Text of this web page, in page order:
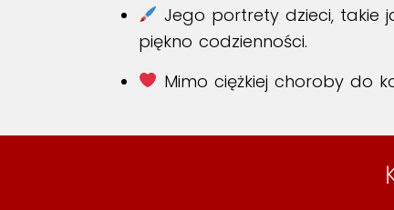
Jego portrety dzieci, takie
piękno codzienności.
Mimo ciężkiej choroby do